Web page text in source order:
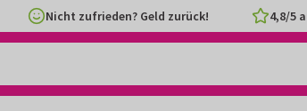
Nicht zufrieden? Geld zurück! 4,8/5